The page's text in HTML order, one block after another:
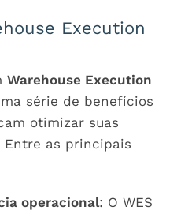
Execution
Warehouse Execution
série de benefícios
otimizar suas
Entre as principais
operacional: O WES